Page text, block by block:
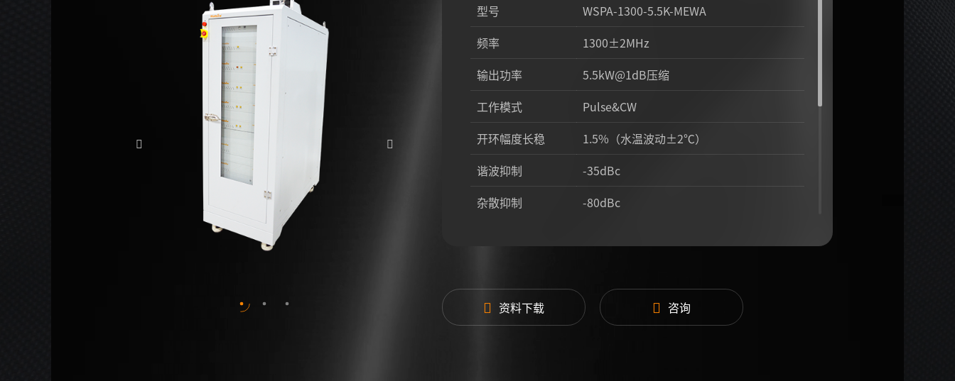
型号
WSPA-1300-5.5K-MEWA
频率
1300±2MHz
输出功率
5.5kW@1dB压缩
工作模式
Pulse&CW
开环幅度长稳
1.5%（水温波动±2℃）
谐波抑制
-35dBc
杂散抑制
-80dBc
整机效率
45%
射频微波泄漏
0.1mW/cm²@5cm
资料下载 咨询